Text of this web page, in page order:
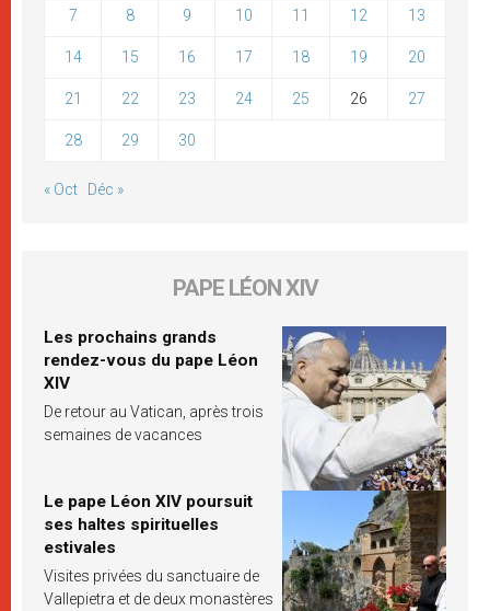
7 8 9 10 11 12 13
14 15 16 17 18 19 20
21 22 23 24 25 26 27
28 29 30
« Oct Déc »
PAPE LÉON XIV
Les prochains grands
rendez-vous du pape Léon
XIV
De retour au Vatican, après trois
semaines de vacances
Le pape Léon XIV poursuit
ses haltes spirituelles
estivales
Visites privées du sanctuaire de
Vallepietra et de deux monastères